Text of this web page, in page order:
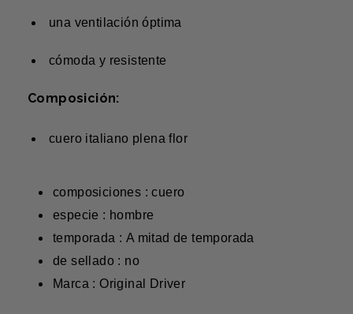
una ventilación óptima
cómoda y resistente
Composición:
cuero italiano plena flor
composiciones : cuero
especie : hombre
temporada : A mitad de temporada
de sellado : no
Marca : Original Driver